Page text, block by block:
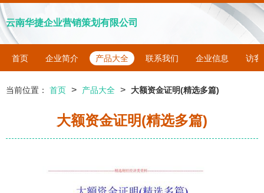
云南华捷企业营销策划有限公司
首页 企业简介 产品大全 联系我们 企业信息 访客
当前位置： 首页 > 产品大全 > 大额资金证明(精选多篇)
大额资金证明(精选多篇)